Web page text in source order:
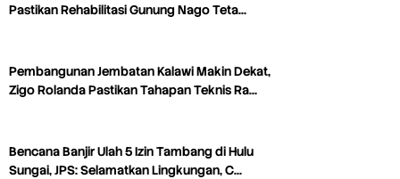
Pastikan Rehabilitasi Gunung Nago Teta…
Pembangunan Jembatan Kalawi Makin Dekat,
Zigo Rolanda Pastikan Tahapan Teknis Ra…
Bencana Banjir Ulah 5 Izin Tambang di Hulu
Sungai, JPS: Selamatkan Lingkungan, C…